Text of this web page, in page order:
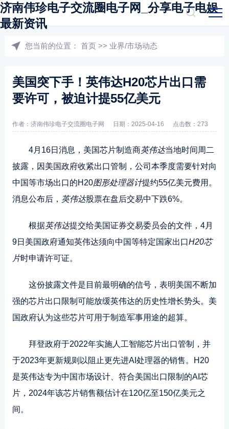
济南伟珍电子交流圈电子网_分享电子电娱
最新资讯
您当前的位置： 首页 >> 业界/市场动态
美国突下手！英伟达H20芯片出口需
要许可，被迫计提55亿美元
作者：济南伟珍电子交流圈电子网 日期：2025-04-16 点击数：273
4月16日消息，美国芯片制造商英伟达当地时间周二
披露，因美国政府收紧出口管制，公司本季度需要针对向
中国等市场出口的H20图形处理器计提约55亿美元费用。
消息公布后， 英伟达股票在盘后交易中下跌6%。
根据英伟达提交给美国证券交易委员会的文件，4月
9日美国政府通知英伟达须向中国等特定国家出口H20芯
片时申请许可证。
这份披露文件是目前最明确的信号，表明美国不断加
强的芯片出口限制可能放缓英伟达的历史性增长势头。美
国政府认为这些芯片可用于制造军事用途的超算。
拜登政府于2022年实施人工智能芯片出口管制，并
于2023年更新规则以阻止更先进AI处理器的销售。H20
是英伟达专为中国市场设计、符合美国出口限制的AI芯
片，2024年该芯片销售额估计在120亿至150亿美元之
间。